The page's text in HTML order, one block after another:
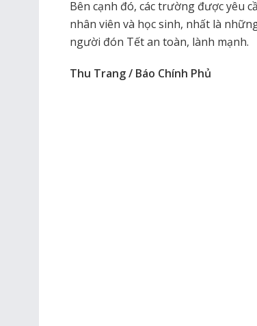
Bên cạnh đó, các trường được yêu
nhân viên và học sinh, nhất là
người đón Tết an toàn, lành mạnh.
Thu Trang / Báo Chính Phủ